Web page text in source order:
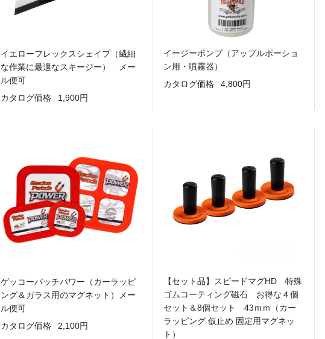
イエローフレックスシェイプ（繊細
な作業に最適なスキージー） メー
ル便可
カタログ価格
1,900円
イージーポンプ（アップルポーショ
ン用・噴霧器）
カタログ価格
4,800円
ゲッコーパッチパワー（カーラッピ
ング＆ガラス用のマグネット）メー
ル便可
カタログ価格
2,100円
【セット品】スピードマグHD 特殊
ゴムコーティング磁石 お得な４個
セット＆8個セット 43ｍｍ（カー
ラッピング 仮止め 固定用マグネッ
ト）